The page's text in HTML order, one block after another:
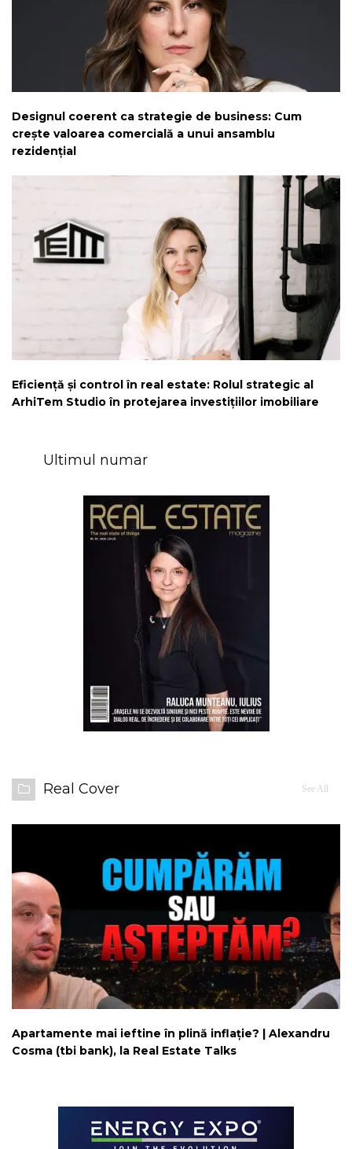
Designul coerent ca strategie de business: Cum
crește valoarea comercială a unui ansamblu
rezidențial
Eficiență și control în real estate: Rolul strategic al
ArhiTem Studio în protejarea investițiilor imobiliare
Ultimul numar
Real Cover See All
Apartamente mai ieftine în plină inflație? | Alexandru
Cosma (tbi bank), la Real Estate Talks